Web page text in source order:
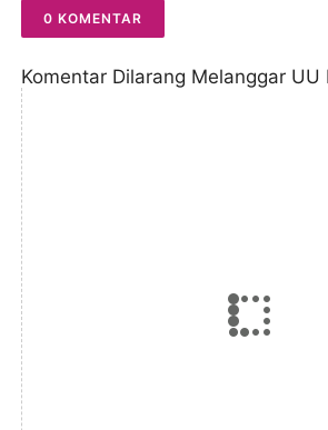
0 KOMENTAR
Komentar Dilarang Melanggar UU